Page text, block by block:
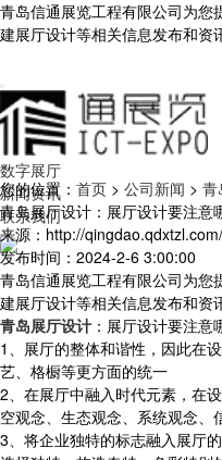
青岛信通展览工程有限公司为您
建展厅设计等相关信息发布和资
数字展厅
新闻资讯
联系我们
您的位置： 首页 > 公司新闻 > 青
青岛展厅设计：展厅设计要注意
来源：http://
发布时间：2024-2-6 3:00:00
青岛信通展览工程有限公司为您
建展厅设计等相关信息发布和资
青岛展厅设计 ：展厅设计要注意
1、展厅的整体和谐性，因此在
艺、格橱等更方面的统一
2、在展厅中融入时代元素，在
空观念、生态观念、系统观念、
3、将企业独特的标志融入展厅